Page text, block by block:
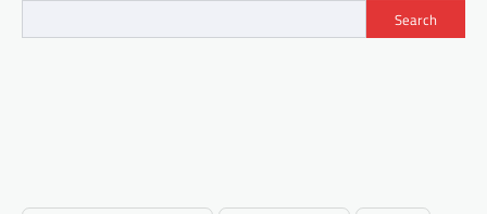
Search